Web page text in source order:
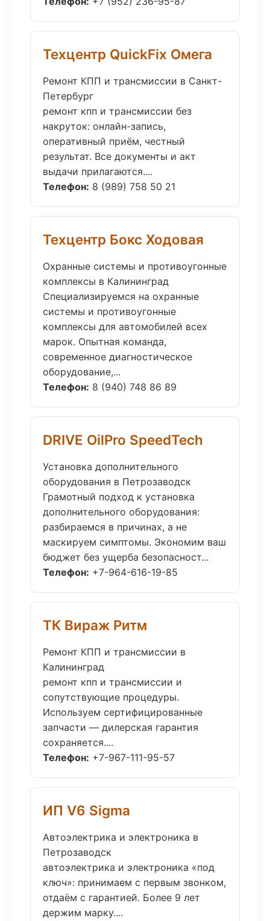
Техцентр QuickFix Омега
Ремонт КПП и трансмиссии в Санкт-
Петербург
ремонт кпп и трансмиссии без
накруток: онлайн-запись,
оперативный приём, честный
результат. Все документы и акт
выдачи прилагаются....
Телефон: 8 (989) 758 50 21
Техцентр Бокс Ходовая
Охранные системы и противоугонные
комплексы в Калининград
Специализируемся на охранные
системы и противоугонные
комплексы для автомобилей всех
марок. Опытная команда,
современное диагностическое
оборудование,...
Телефон: 8 (940) 748 86 89
DRIVE OilPro SpeedTech
Установка дополнительного
оборудования в Петрозаводск
Грамотный подход к установка
дополнительного оборудования:
разбираемся в причинах, а не
маскируем симптомы. Экономим ваш
бюджет без ущерба безопасност...
Телефон: +7-964-616-19-85
ТК Вираж Ритм
Ремонт КПП и трансмиссии в
Калининград
ремонт кпп и трансмиссии и
сопутствующие процедуры.
Используем сертифицированные
запчасти — дилерская гарантия
сохраняется....
Телефон: +7-967-111-95-57
ИП V6 Sigma
Автоэлектрика и электроника в
Петрозаводск
автоэлектрика и электроника «под
ключ»: принимаем с первым звонком,
отдаём с гарантией. Более 9 лет
держим марку....